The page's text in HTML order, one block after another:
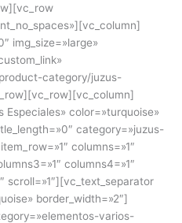
img_size=»large»
category/juzus-
color=»turquoise»
category=»juzus-
columns=»1″
columns4=»1″
scroll=»1″][vc_text_separator
border_width=»2″]
varios-